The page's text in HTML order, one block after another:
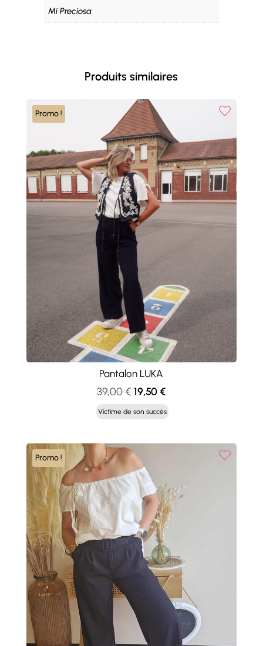
Mi Preciosa
Produits similaires
Promo !
Pantalon LUKA
39,00€ Le
prix
initial
39,00 €.
19,50€Le
prix
actuel
Victime de son succès
Promo !